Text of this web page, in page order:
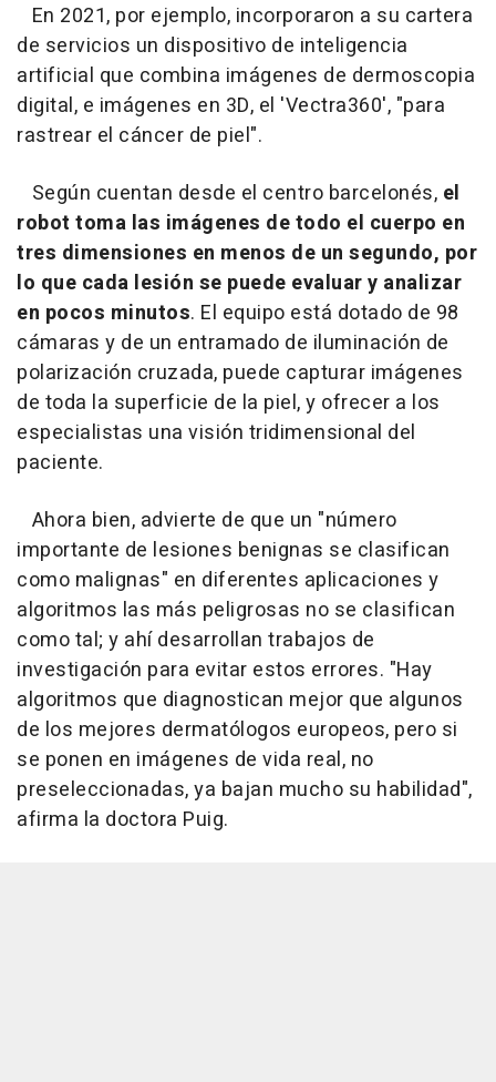
En 2021, por ejemplo, incorporaron a su cartera
de servicios un dispositivo de inteligencia
artificial que combina imágenes de dermoscopia
digital, e imágenes en 3D, el 'Vectra360', "para
rastrear el cáncer de piel".
Según cuentan desde el centro barcelonés, el
robot toma las imágenes de todo el cuerpo en
tres dimensiones en menos de un segundo, por
lo que cada lesión se puede evaluar y analizar
en pocos minutos. El equipo está dotado de 98
cámaras y de un entramado de iluminación de
polarización cruzada, puede capturar imágenes
de toda la superficie de la piel, y ofrecer a los
especialistas una visión tridimensional del
paciente.
Ahora bien, advierte de que un "número
importante de lesiones benignas se clasifican
como malignas" en diferentes aplicaciones y
algoritmos las más peligrosas no se clasifican
como tal; y ahí desarrollan trabajos de
investigación para evitar estos errores. "Hay
algoritmos que diagnostican mejor que algunos
de los mejores dermatólogos europeos, pero si
se ponen en imágenes de vida real, no
preseleccionadas, ya bajan mucho su habilidad",
afirma la doctora Puig.